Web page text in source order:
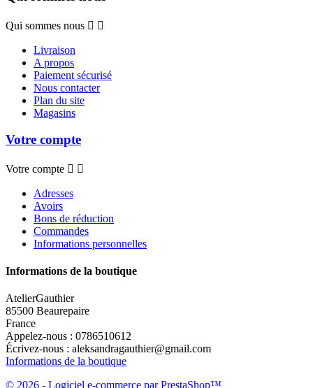
Qui sommes nous  
Livraison
A propos
Paiement sécurisé
Nous contacter
Plan du site
Magasins
Votre compte
Votre compte  
Adresses
Avoirs
Bons de réduction
Commandes
Informations personnelles
Informations de la boutique
AtelierGauthier
85500 Beaurepaire
France
Appelez-nous : 0786510612
Écrivez-nous : aleksandragauthier@gmail.com
Informations de la boutique
© 2026 - Logiciel e-commerce par PrestaShop™